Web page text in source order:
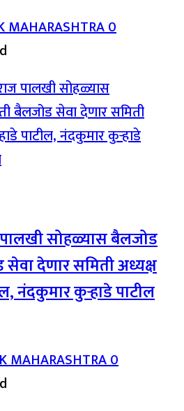
MAHARASHTRA0
पालखी सोहळ्यास बैलजोड
देणार समिती अध्यक्ष
नंदकुमार कुऱ्हाडे पाटील
MAHARASHTRA0